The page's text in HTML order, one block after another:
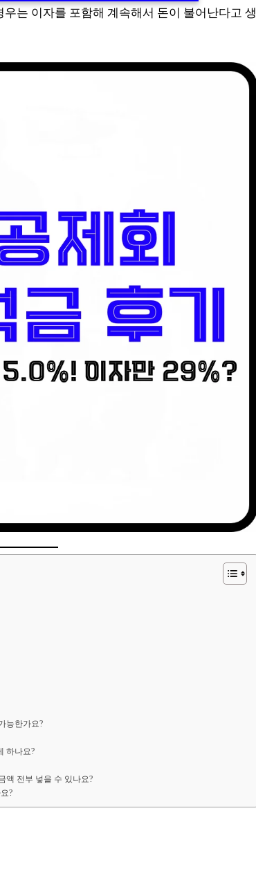
는 이자를 포함해 계속해서 돈이 불어난다고 생
능한가요?
하나요?
액 전부 넣을 수 있나요?
?